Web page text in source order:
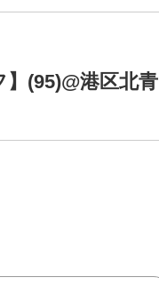
(95)@港区北青